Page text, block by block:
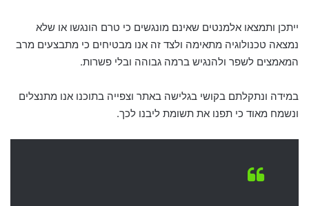
ייתכן ותמצאו אלמנטים שאינם מונגשים כי טרם הונגשו או שלא
נמצאה טכנולוגיה מתאימה ולצד זה אנו מבטיחים כי מתבצעים מרב
המאמצים לשפר ולהנגיש ברמה גבוהה ובלי פשרות.
במידה ונתקלתם בקושי בגלישה באתר וצפייה בתוכנו אנו מתנצלים
ונשמח מאוד כי תפנו את תשומת ליבנו לכך.